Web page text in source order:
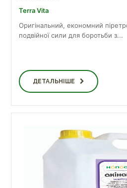
Terra Vita
Оригінальний, економний
подвійної сили для боротьби з...
ДЕТАЛЬНІШЕ